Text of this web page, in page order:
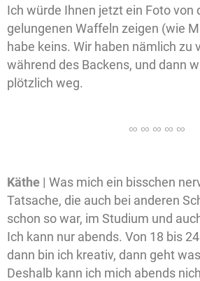
Ich würde Ihnen jetzt ein Foto von
gelungenen Waffeln zeigen (wie
habe keins. Wir haben nämlich zu
während des Backens, und dann
plötzlich weg.
Käthe | Was mich ein bisschen
Tatsache, die auch bei anderen
schon so war, im Studium und
Ich kann nur abends. Von 18 bis
dann bin ich kreativ, dann geht
Deshalb kann ich mich abends